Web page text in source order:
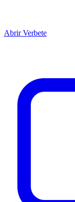
Abrir Verbete